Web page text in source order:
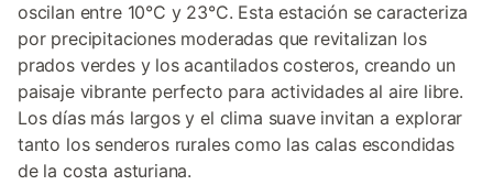
oscilan entre 10°C y 23°C. Esta estación se caracteriza
por precipitaciones moderadas que revitalizan los
prados verdes y los acantilados costeros, creando un
paisaje vibrante perfecto para actividades al aire libre.
Los días más largos y el clima suave invitan a explorar
tanto los senderos rurales como las calas escondidas
de la costa asturiana.